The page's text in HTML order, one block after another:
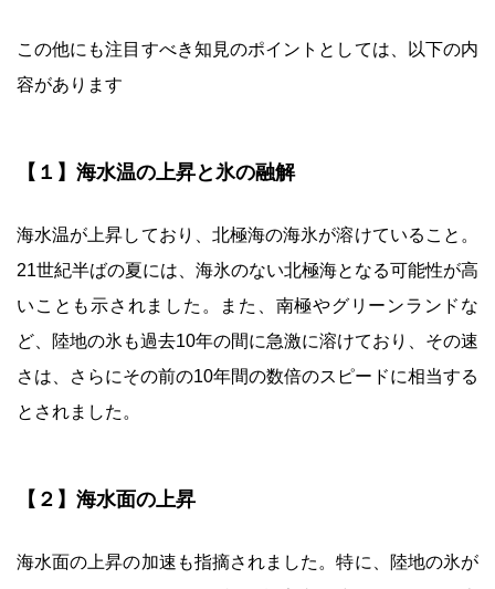
この他にも注目すべき知見のポイントとしては、以下の内
容があります
【１】海水温の上昇と氷の融解
海水温が上昇しており、北極海の海氷が溶けていること。
21世紀半ばの夏には、海氷のない北極海となる可能性が高
いことも示されました。また、南極やグリーンランドな
ど、陸地の氷も過去10年の間に急激に溶けており、その速
さは、さらにその前の10年間の数倍のスピードに相当する
とされました。
【２】海水面の上昇
海水面の上昇の加速も指摘されました。特に、陸地の氷が